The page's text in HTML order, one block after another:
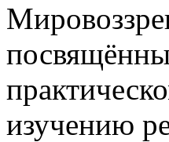
изучению